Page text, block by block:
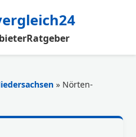
Ratgeber
» Nörten-